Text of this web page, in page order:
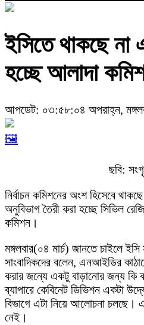
ইসিতে থাকছে না
হচ্ছে আলাদা
আপডেট: ০৩:৫৮:০৪ অপরাহ্ন,
🖼️
ছবি:
নির্বাচন কমিশনের অংশ হিসেবে
অনুবিভাগ তৈরী করা হচ্ছে সিভিল
কমিশন।
মঙ্গলবার(০৪ মার্চ) জানতে চাইলে
সাংবাদিকদের বলেন, এনআইডির
করার জন্যে একটু বাড়ানোর জন্য কি
ব্যাপারে কেবিনেট ডিভিশন একটা
বিভাগে এটা নিয়ে আলোচনা চলছে।
নেই।